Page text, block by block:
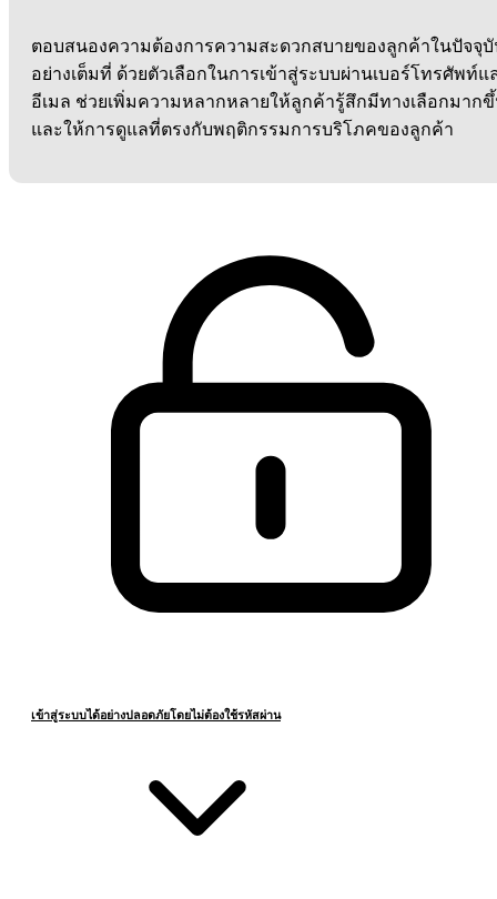
ตอบสนองความต้องการความสะดวกสบายของลูกค้าในปัจจุ
อย่างเต็มที่ ด้วยตัวเลือกในการเข้าสู่ระบบผ่านเบอร์โทรศัพท์แ
อีเมล ช่วยเพิ่มความหลากหลายให้ลูกค้ารู้สึกมีทางเลือกมาก
และให้การดูแลที่ตรงกับพฤติกรรมการบริโภคของลูกค้า
เข้าสู่ระบบได้อย่างปลอดภัยโดยไม่ต้องใช้รหัสผ่าน